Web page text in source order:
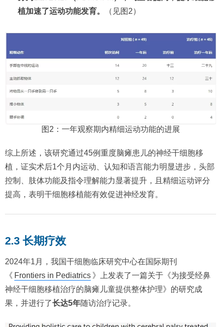
植加速了运动功能发育。
（见图2）
图2：一年观察期内精细运动功能的进展
综上所述，该研究通过45例重度脑瘫患儿的神经干细胞移
植，证实术后1个月内运动、认知和语言能力明显进步，头部
控制、肢体功能及指令理解能力显著提升，且精细运动评分
提高，表明干细胞移植能有效促进神经发育。
2.3 长期疗效
2024年1月，我国干细胞临床研究中心在国际期刊
《 Frontiers in Pediatrics 》上发表了一篇关于《为接受经鼻
神经干细胞移植治疗的脑瘫儿童提供整体护理》的研究成
果，并进行了长达5年随访治疗记录。